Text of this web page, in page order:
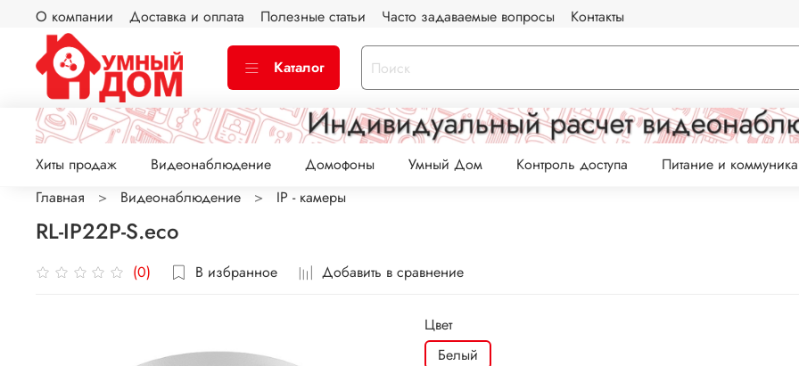
О компании Доставка и оплата Полезные статьи Часто задаваемые вопросы Контакты
Каталог
Хиты продаж Видеонаблюдение Домофоны Умный Дом Контроль доступа
Питание и
Главная
Видеонаблюдение IP - камеры
RL-IP22P-S.eco
(0) В избранное Добавить в сравнение
Цвет
Белый